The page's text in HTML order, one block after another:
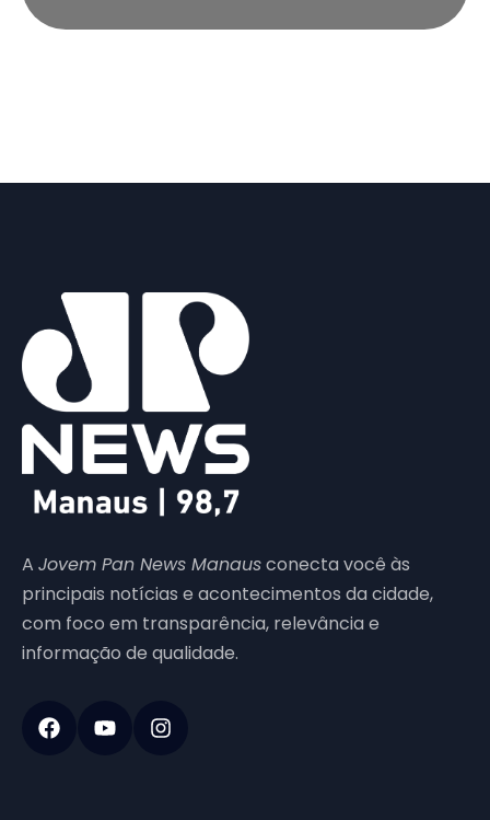
A Jovem Pan News Manausconecta você às
principais notícias e acontecimentos da cidade,
com foco em transparência, relevância e
informação de qualidade.